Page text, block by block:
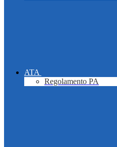
ATA
Regolamento PA